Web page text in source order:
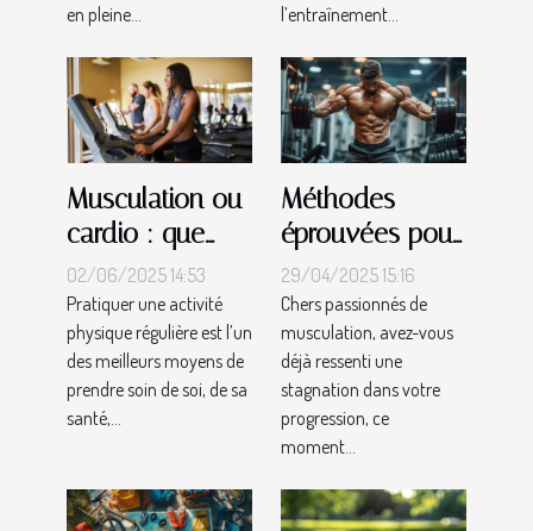
en pleine...
l’entraînement...
Musculation ou
cardio : que
choisir selon
ses objectifs ?
02/06/2025 14:53
Pratiquer une activité
physique régulière est l’un
des meilleurs moyens de
prendre soin de soi, de sa
santé,...
Méthodes
éprouvées pour
surmonter le
plateau de
musculation
approches
personnalisées
et techniques
29/04/2025 15:16
Chers passionnés de
musculation, avez-vous
déjà ressenti une
stagnation dans votre
progression, ce
moment...